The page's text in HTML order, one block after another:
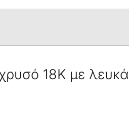
18Κ με λευκά